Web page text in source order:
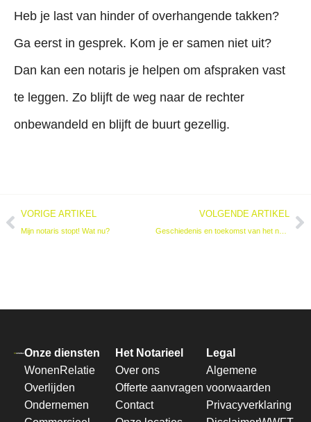
Heb je last van hinder of overhangende takken?
Ga eerst in gesprek. Kom je er samen niet uit?
Dan kan een notaris je helpen om afspraken vast
te leggen. Zo blijft de weg naar de rechter
onbewandeld en blijft de buurt gezellig.
VORIGE ARTIKEL
Mijn notaris stopt! Wat nu?
VOLGENDE ARTIKEL
Geschiedenis en toekomst van het notariaat
Onze diensten
WonenRelatie
Overlijden
Ondernemen
Het Notarieel
Over ons
Offerte aanvragen
Contact
Legal
Algemene
voorwaarden
Privacyverklaring